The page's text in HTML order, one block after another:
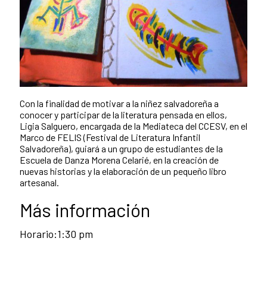
Con la finalidad de motivar a la niñez salvadoreña a
conocer y participar de la literatura pensada en ellos,
Ligia Salguero, encargada de la Mediateca del CCESV, en el
Marco de FELIS (Festival de Literatura Infantil
Salvadoreña), guiará a un grupo de estudiantes de la
Escuela de Danza Morena Celarié, en la creación de
nuevas historias y la elaboración de un pequeño libro
artesanal.
Más información
Horario:1:30 pm